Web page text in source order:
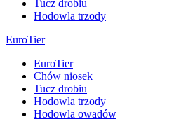
Tucz drobiu
Hodowla trzody
EuroTier
EuroTier
Chów niosek
Tucz drobiu
Hodowla trzody
Hodowla owadów